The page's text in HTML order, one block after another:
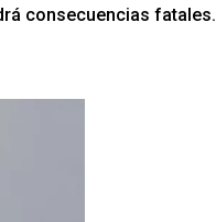
consecuencias fatales.